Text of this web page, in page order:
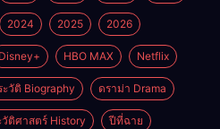
2024 2025 2026
Disney+ HBO MAX Netflix
วัติ Biography ดราม่า Drama
วัติศาสตร์ History ปีที่ฉาย